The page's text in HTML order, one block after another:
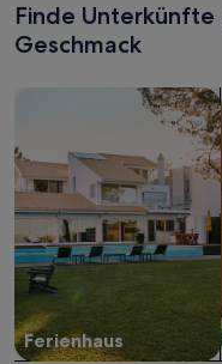
Finde Unterkünfte
Geschmack
Ferienhaus
Suche nach